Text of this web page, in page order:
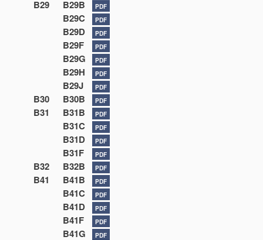
B29 B29B PDF
B29C PDF
B29D PDF
B29F PDF
B29G PDF
B29H PDF
B29J PDF
B30 B30B PDF
B31 B31B PDF
B31C PDF
B31D PDF
B31F PDF
B32 B32B PDF
B41 B41B PDF
B41C PDF
B41D PDF
B41F PDF
B41G PDF